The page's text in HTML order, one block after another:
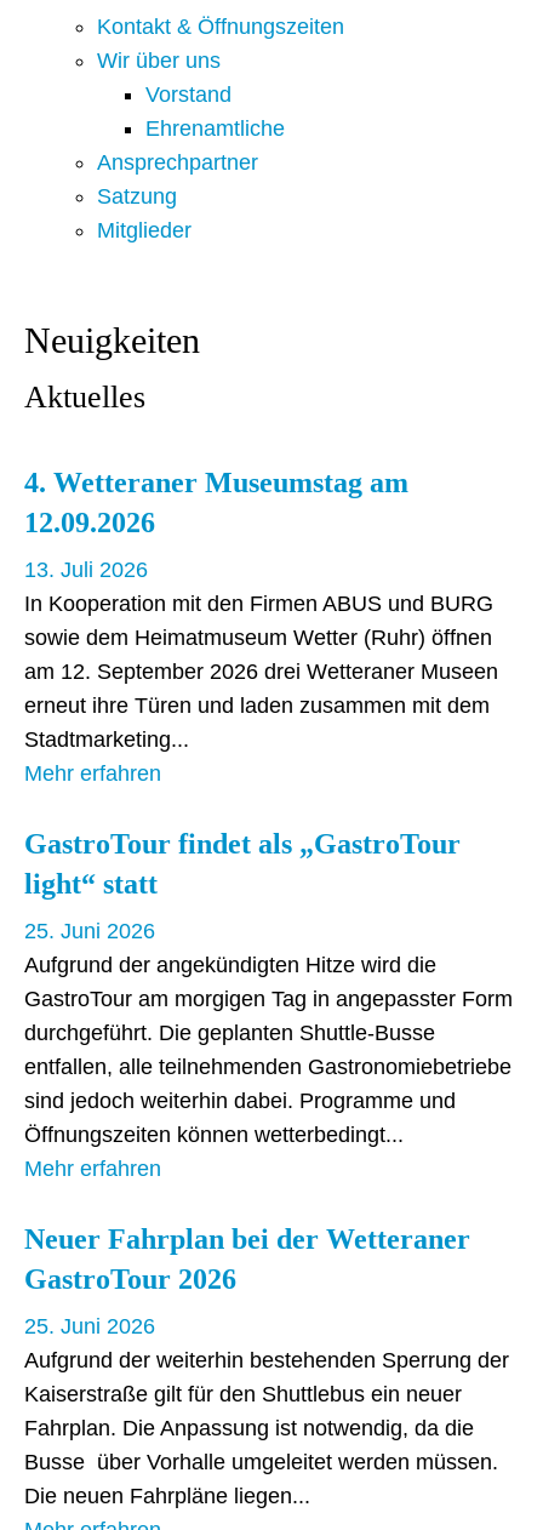
Kontakt & Öffnungszeiten
Wir über uns
Vorstand
Ehrenamtliche
Ansprechpartner
Satzung
Mitglieder
Neuigkeiten
Aktuelles
4. Wetteraner Museumstag am
12.09.2026
13. Juli 2026
In Kooperation mit den Firmen ABUS und BURG
sowie dem Heimatmuseum Wetter (Ruhr) öffnen
am 12. September 2026 drei Wetteraner Museen
erneut ihre Türen und laden zusammen mit dem
Stadtmarketing
Mehr erfahren
GastroTour findet als „GastroTour
light“ statt
25. Juni 2026
Aufgrund der angekündigten Hitze wird die
GastroTour am morgigen Tag in angepasster Form
durchgeführt. Die geplanten Shuttle-Busse
entfallen, alle teilnehmenden Gastronomiebetriebe
sind jedoch weiterhin dabei. Programme und
Öffnungszeiten können wetterbedingt
Mehr erfahren
Neuer Fahrplan bei der Wetteraner
GastroTour 2026
25. Juni 2026
Aufgrund der weiterhin bestehenden Sperrung der
Kaiserstraße gilt für den Shuttlebus ein neuer
Fahrplan. Die Anpassung ist notwendig, da die
Busse über Vorhalle umgeleitet werden müssen.
Die neuen Fahrpläne liegen